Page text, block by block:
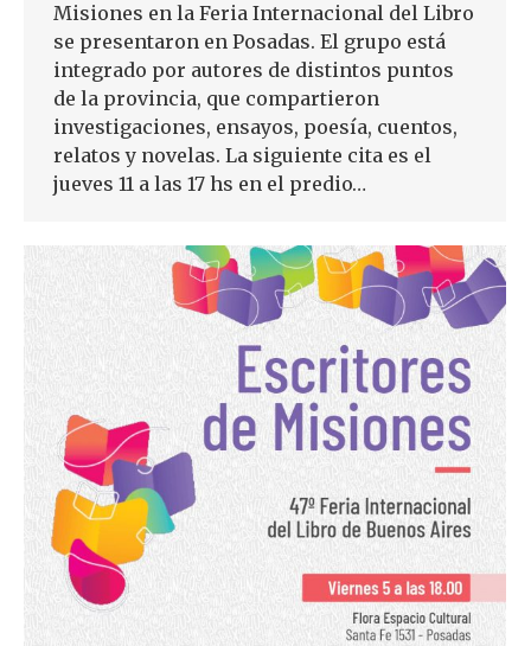
Misiones en la Feria Internacional del Libro
se presentaron en Posadas. El grupo está
integrado por autores de distintos puntos
de la provincia, que compartieron
investigaciones, ensayos, poesía, cuentos,
relatos y novelas. La siguiente cita es el
jueves 11 a las 17 hs en el predio…